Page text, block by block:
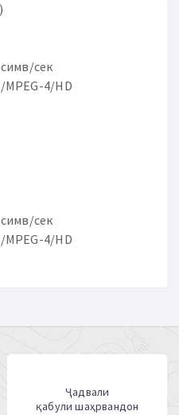
сек
MPEG-4/HD
сек
MPEG-4/HD
Ҷадвали
қабули шаҳрвандон